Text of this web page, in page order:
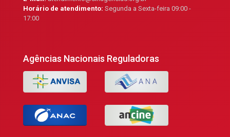
Horário de atendimento:Segunda a Sexta-feira 09:00 -
17:00
Agências Nacionais Reguladoras